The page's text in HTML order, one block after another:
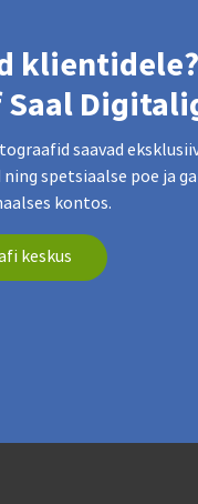
saavad
spetsiaalse poe ja
kontos.
keskus